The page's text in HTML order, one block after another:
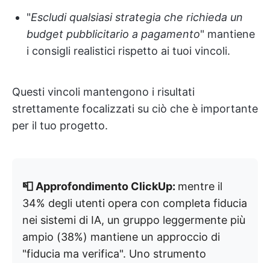
"Escludi qualsiasi strategia che richieda un
budget pubblicitario a pagamento" mantiene
i consigli realistici rispetto ai tuoi vincoli.
Questi vincoli mantengono i risultati
strettamente focalizzati su ciò che è importante
per il tuo progetto.
📮 Approfondimento ClickUp: mentre il
34% degli utenti opera con completa fiducia
nei sistemi di IA, un gruppo leggermente più
ampio (38%) mantiene un approccio di
"fiducia ma verifica". Uno strumento